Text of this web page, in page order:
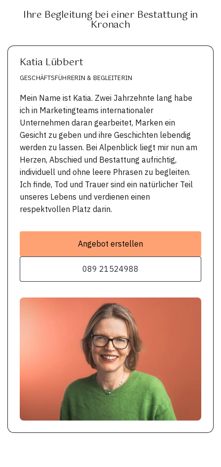
Ihre Begleitung bei einer Bestattung in
Kronach
Katia Lübbert
GESCHÄFTSFÜHRERIN & BEGLEITERIN
Mein Name ist Katia. Zwei Jahrzehnte lang habe
ich in Marketingteams internationaler
Unternehmen daran gearbeitet, Marken ein
Gesicht zu geben und ihre Geschichten lebendig
werden zu lassen. Bei Alpenblick liegt mir nun am
Herzen, Abschied und Bestattung aufrichtig,
individuell und ohne leere Phrasen zu begleiten.
Ich finde, Tod und Trauer sind ein natürlicher Teil
unseres Lebens und verdienen einen
respektvollen Platz darin.
Angebot erstellen
089 21524988